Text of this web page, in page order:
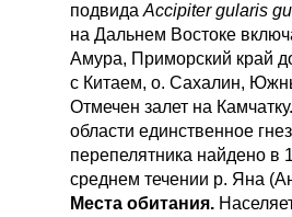
подвида Accipiter gularis
на Дальнем Востоке
Амура, Приморский край
с Китаем, о. Сахалин,
Отмечен залет на
области единственное
перепелятника найдено в
среднем течении р. Яна
Места обитания.